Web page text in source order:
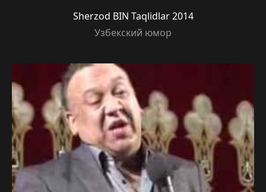
Sherzod BIN Taqlidlar 2014
Узбекский юмор